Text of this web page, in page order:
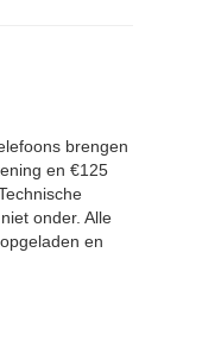
brengen
en €125
onder. Alle
en